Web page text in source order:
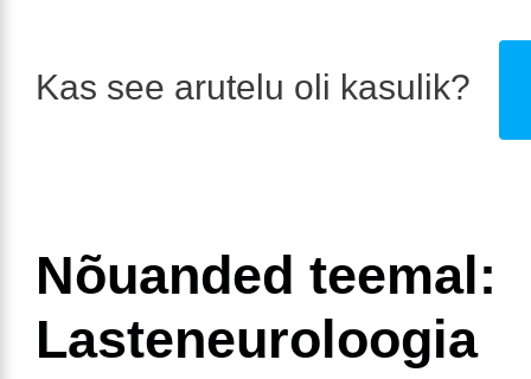
Kas see arutelu oli kasulik?
Nõuanded teemal:
Lasteneuroloogia